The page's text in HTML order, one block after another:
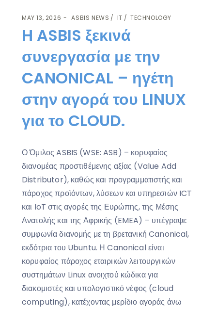
MAY 13, 2026 ASBIS NEWS IT TECHNOLOGY
Η ASBIS ξεκινά
συνεργασία με την
CANONICAL – ηγέτη
στην αγορά του LINUX
για το CLOUD.
Ο Όμιλος ASBIS (WSE: ASB) – κορυφαίος
διανομέας προστιθέμενης αξίας (Value Add
Distributor), καθώς και προγραμματιστής και
πάροχος προϊόντων, λύσεων και υπηρεσιών ICT
και IoT στις αγορές της Ευρώπης, της Μέσης
Ανατολής και της Αφρικής (EMEA) – υπέγραψε
συμφωνία διανομής με τη βρετανική Canonical,
εκδότρια του Ubuntu. Η Canonical είναι
κορυφαίος πάροχος εταιρικών λειτουργικών
συστημάτων Linux ανοιχτού κώδικα για
διακομιστές και υπολογιστικό νέφος (cloud
computing), κατέχοντας μερίδιο αγοράς άνω